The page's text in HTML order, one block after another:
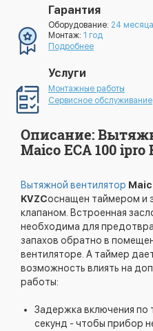
Гарантия
Оборудование: 24 месяца
Монтаж: 1 год
Подробнее
Услуги
Монтажные работы
Сервисное обслуживание
Описание:
Maico ECA 100 ipro
Вытяжной вентилятор
KVZCоснащен таймером и
клапаном. Встроенная
необходима для
запахов обратно в
вентиляторе. А таймер
возможность влиять на
работы:
Задержка включения по
секунд - чтобы прибор